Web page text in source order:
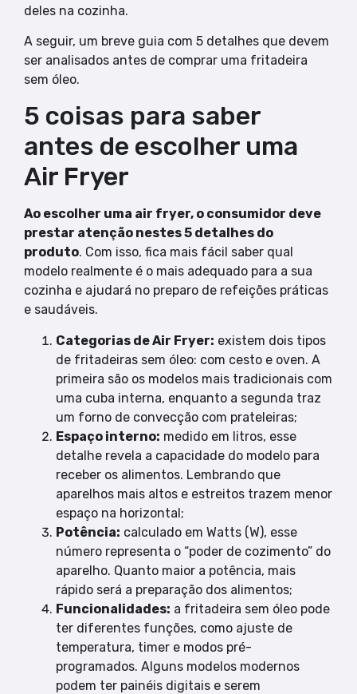
deles na cozinha.
A seguir, um breve guia com 5 detalhes que devem
ser analisados antes de comprar uma fritadeira
sem óleo.
5 coisas para saber
antes de escolher uma
Air Fryer
Ao escolher uma air fryer, o consumidor deve
prestar atenção nestes 5 detalhes do
produto. Com isso, fica mais fácil saber qual
modelo realmente é o mais adequado para a sua
cozinha e ajudará no preparo de refeições práticas
e saudáveis.
Categorias de Air Fryer: existem dois tipos
de fritadeiras sem óleo: com cesto e oven. A
primeira são os modelos mais tradicionais com
uma cuba interna, enquanto a segunda traz
um forno de convecção com prateleiras;
Espaço interno: medido em litros, esse
detalhe revela a capacidade do modelo para
receber os alimentos. Lembrando que
aparelhos mais altos e estreitos trazem menor
espaço na horizontal;
Potência: calculado em Watts (W), esse
número representa o “poder de cozimento” do
aparelho. Quanto maior a potência, mais
rápido será a preparação dos alimentos;
Funcionalidades: a fritadeira sem óleo pode
ter diferentes funções, como ajuste de
temperatura, timer e modos pré-
programados. Alguns modelos modernos
podem ter painéis digitais e serem